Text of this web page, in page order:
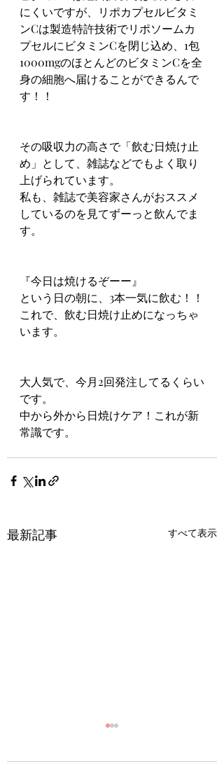
にくいですが、リポカプセルビタミ
ンCは製造特許技術でリポソームカ
プセルにビタミンCを閉じ込め、1包
1000mgのほとんどのビタミンCを全
身の細胞へ届けることができるんで
す！！
その吸収力の高さで「飲む日焼け止
め」として、雑誌などでもよく取り
上げられています。
私も、雑誌で美容家さんがおススメ
しているのを見てずーっと飲んでま
す。
『今日は焼けるぞーー』
という日の朝に、3本一気に飲む！！
これで、飲む日焼け止めになっちゃ
います。
大人気で、今月2回発注してるくらい
です。
中から外から日焼けケア！これが新
常識です。
最新記事 すべて表示